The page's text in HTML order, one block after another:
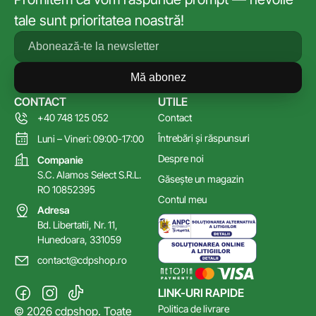
tale sunt prioritatea noastră!
Mă abonez
LINK-URI RAPIDE
Politica de livrare
UTILE
Contact
Întrebări și răspunsuri
Despre noi
Găsește un magazin
Contul meu
CONTACT
+40 748 125 052
Luni – Vineri: 09:00-17:00
Companie
S.C. Alamos Select S.R.L.
RO 10852395
Adresa
Bd. Libertatii, Nr. 11,
Hunedoara, 331059
contact@cdpshop.ro
© 2026 cdpshop. Toate